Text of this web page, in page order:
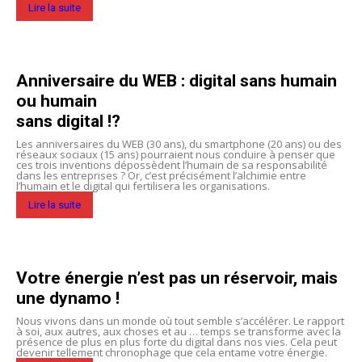
Lire la suite
Anniversaire du WEB : digital sans humain
ou humain
sans digital !?
Les anniversaires du WEB (30 ans), du smartphone (20 ans) ou des
réseaux sociaux (15 ans) pourraient nous conduire à penser que
ces trois inventions dépossèdent l’humain de sa responsabilité
dans les entreprises ? Or, c’est précisément l’alchimie entre
l’humain et le digital qui fertilisera les organisations.
Lire la suite
Votre énergie n’est pas un réservoir, mais
une dynamo !
Nous vivons dans un monde où tout semble s’accélérer. Le rapport
à soi, aux autres, aux choses et au … temps se transforme avec la
présence de plus en plus forte du digital dans nos vies. Cela peut
devenir tellement chronophage que cela entame votre énergie.